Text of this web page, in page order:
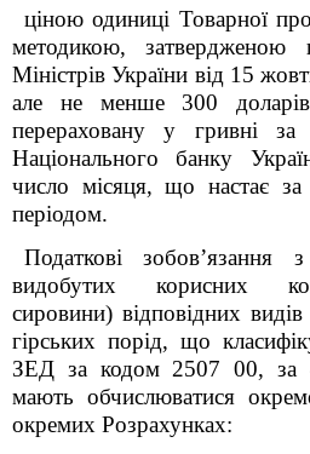
ціною одиниці Товарної
методикою, затвердженою
Міністрів України від 15
але не менше 300
перераховану у гривні
Національного банку
число місяця, що настає за
періодом.
Податкові зобов’язання
видобутих корисних
сировини) відповідних видів
гірських порід, що
ЗЕД за кодом 2507 00, за
мають обчислюватися
окремих Розрахунках: